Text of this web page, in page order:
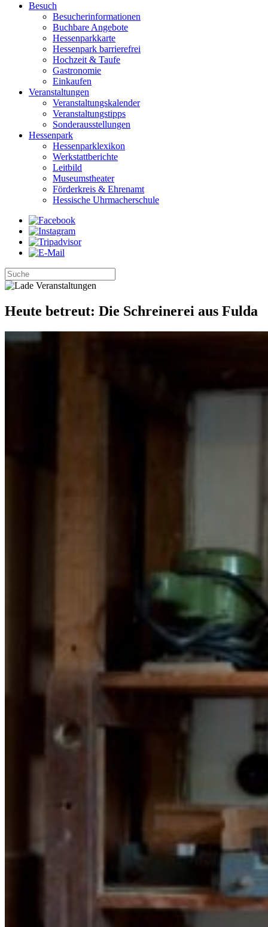
Besuch
Besucherinformationen
Buchbare Angebote
Hessenparkkarte
Hessenpark barrierefrei
Hochzeit & Taufe
Gastronomie
Einkaufen
Veranstaltungen
Veranstaltungskalender
Veranstaltungstipps
Sonderausstellungen
Hessenpark
Hessenparklexikon
Werkstattberichte
Leitbild
Museumstheater
Förderkreis & Ehrenamt
Hessische Uhrmacherschule
Heute betreut: Die Schreinerei aus Fulda